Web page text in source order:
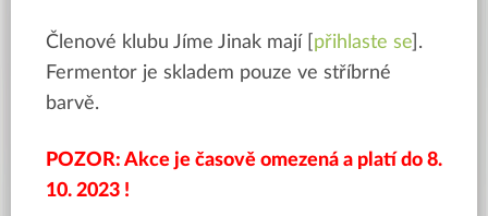
Členové klubu Jíme Jinak mají [ přihlaste se ].
Fermentor je skladem pouze ve stříbrné
barvě.
POZOR: Akce je časově omezená a platí do 8.
10. 2023 !